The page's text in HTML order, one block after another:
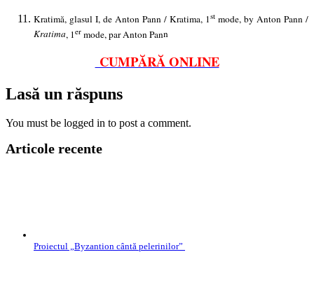
Kratimă, glasul I, de Anton Pann / Kratima, 1st mode, by Anton Pann /
Kratima, 1er mode, par Anton Pann
CUMPĂRĂ ONLINE
Lasă un răspuns
You must be logged in to post a comment.
Articole recente
Proiectul „Byzantion cântă pelerinilor”